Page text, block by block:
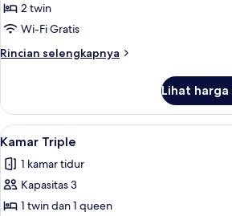
Kamar
Twin
Deluks
2 twin
Wi-Fi Gratis
Rincian selengkapnya
Rincian
Kamar
Twin
Deluks
Lihat
Lihat
semua
foto
untuk
Kamar
Kamar
4
Kamar Triple
1 kamar tidur
Kapasitas 3
1 twin dan 1 queen